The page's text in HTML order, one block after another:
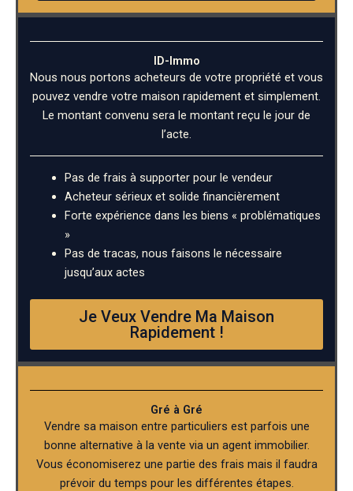
ID-Immo
Nous nous portons acheteurs de votre propriété et vous
pouvez vendre votre maison rapidement et simplement.
Le montant convenu sera le montant reçu le jour de
l’acte.
Pas de frais à supporter pour le vendeur
Acheteur sérieux et solide financièrement
Forte expérience dans les biens « problématiques
»
Pas de tracas, nous faisons le nécessaire
jusqu’aux actes
Je Veux Vendre Ma Maison
Rapidement !
Gré à Gré
Vendre sa maison entre particuliers est parfois une
bonne alternative à la vente via un agent immobilier.
Vous économiserez une partie des frais mais il faudra
prévoir du temps pour les différentes étapes.